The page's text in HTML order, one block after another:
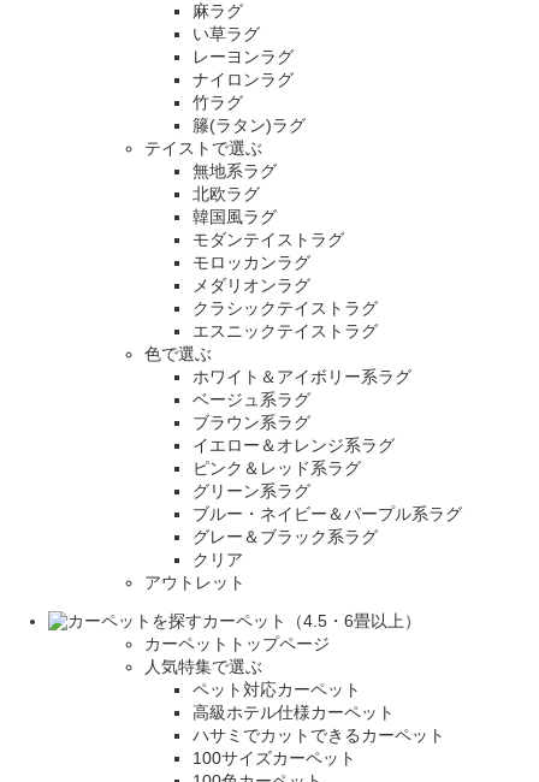
麻ラグ
い草ラグ
レーヨンラグ
ナイロンラグ
竹ラグ
籐(ラタン)ラグ
テイストで選ぶ
無地系ラグ
北欧ラグ
韓国風ラグ
モダンテイストラグ
モロッカンラグ
メダリオンラグ
クラシックテイストラグ
エスニックテイストラグ
色で選ぶ
ホワイト＆アイボリー系ラグ
ベージュ系ラグ
ブラウン系ラグ
イエロー＆オレンジ系ラグ
ピンク＆レッド系ラグ
グリーン系ラグ
ブルー・ネイビー＆パープル系ラグ
グレー＆ブラック系ラグ
クリア
アウトレット
カーペット（4.5・6畳以上）
カーペットトップページ
人気特集で選ぶ
ペット対応カーペット
高級ホテル仕様カーペット
ハサミでカットできるカーペット
100サイズカーペット